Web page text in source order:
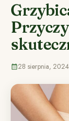
28 sierpnia, 2024